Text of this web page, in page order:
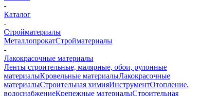
-
Каталог
-
Стройматериалы
МеталлопрокатСтройматериалы
-
Лакокрасочные материалы
Ленты строительные, малярные, обои, рулонные
материалыКровельные материалыЛакокрасочные
материалыСтроительная химияИнструментОтопление,
водоснабжениеКрепежные материалыСтроительная